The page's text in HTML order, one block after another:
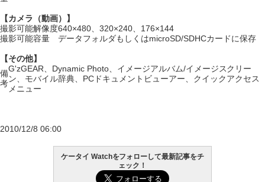
【カメラ（動画）】
撮影可能解像度640×480、320×240、176×144
撮影可能容量
データフォルダもしくはmicroSD/SDHCカードに保存
【その他】
備
考
G'zGEAR、Dynamic Photo、イメージアルバム/イメージスクリー
ン、モバイル辞典、PCドキュメントビューアー、クイックアクセス
メニュー
2010/12/8 06:00
ケータイ Watchをフォローして最新記事をチ
ェック！